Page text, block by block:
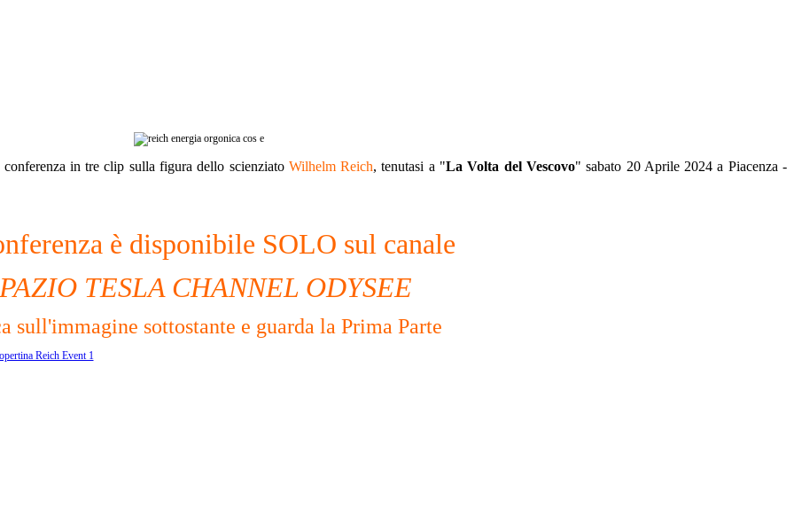
in tre clip sulla figura dello scienziato Wilhelm Reich, tenutasi a "La Volta del Vescovo" sabato 20 Aprile 2024 a Piacenza -
è disponibile SOLO sul canale
TESLA CHANNEL ODYSEE
sull'immagine sottostante e guarda la Prima Parte